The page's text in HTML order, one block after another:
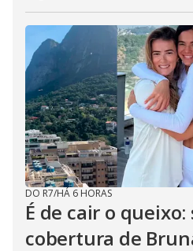
DO R7/HÁ 6 HORAS
É de cair o
cobertura de